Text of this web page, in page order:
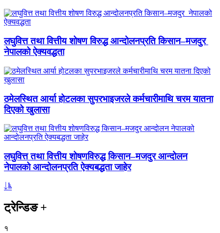
लघुवित्त तथा वित्तीय शोषण विरुद्ध आन्दोलनप्रति किसान–मजदुर
नेपालको ऐक्यवद्धता
ठमेलस्थित आर्या होटलका सुपरभाइजरले कर्मचारीमाथि चरम यातना
दिएको खुलासा
लघुवित्त तथा वित्तीय शोषणविरुद्ध किसान–मजदुर आन्दोलन
नेपालको आन्दोलनप्रति ऐक्यबद्धता जाहेर
ट्रेन्डिङ+
१